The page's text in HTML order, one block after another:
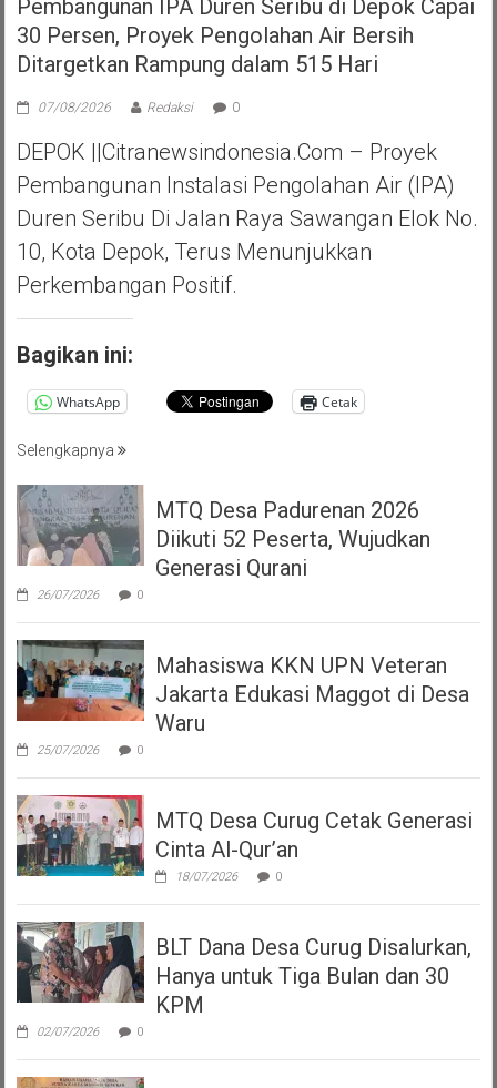
Pembangunan IPA Duren Seribu di Depok Capai
30 Persen, Proyek Pengolahan Air Bersih
Ditargetkan Rampung dalam 515 Hari
07/08/2026 Redaksi 0
DEPOK ||Citranewsindonesia.com – Proyek
Pembangunan Instalasi Pengolahan Air (IPA)
Duren Seribu Di Jalan Raya Sawangan Elok No.
10, Kota Depok, Terus Menunjukkan
Perkembangan Positif.
Bagikan ini:
WhatsApp Cetak
Selengkapnya
MTQ Desa Padurenan 2026
Diikuti 52 Peserta, Wujudkan
Generasi Qurani
26/07/2026 0
Mahasiswa KKN UPN Veteran
Jakarta Edukasi Maggot di Desa
Waru
25/07/2026 0
MTQ Desa Curug Cetak Generasi
Cinta Al-Qur’an
18/07/2026 0
BLT Dana Desa Curug Disalurkan,
Hanya untuk Tiga Bulan dan 30
KPM
02/07/2026 0